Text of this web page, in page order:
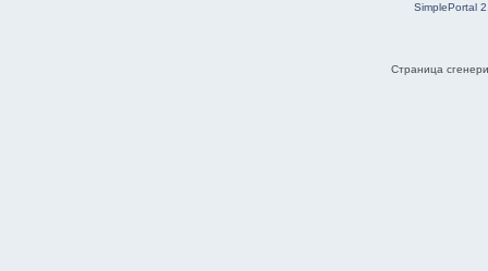
SimplePortal
Страница